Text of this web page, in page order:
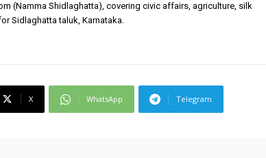
(Namma Shidlaghatta), covering civic affairs, agriculture, silk
Sidlaghatta taluk, Karnataka.
X WhatsApp Telegram